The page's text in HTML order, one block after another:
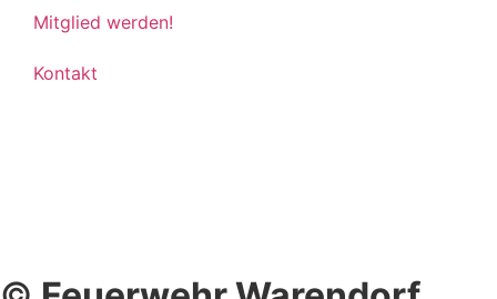
Mitglied werden!
Kontakt